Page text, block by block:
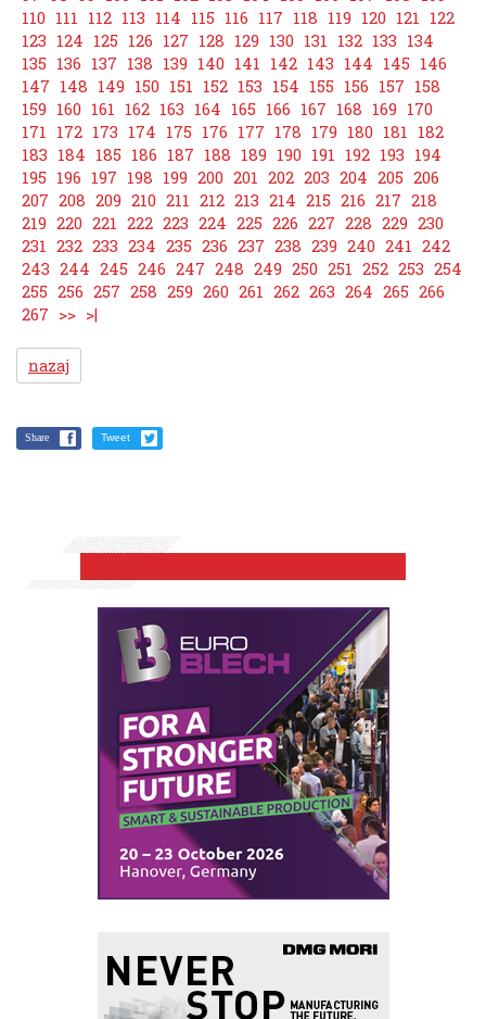
110 111 112 113 114 115 116 117 118 119 120 121 122
123 124 125 126 127 128 129 130 131 132 133 134
135 136 137 138 139 140 141 142 143 144 145 146
147 148 149 150 151 152 153 154 155 156 157 158
159 160 161 162 163 164 165 166 167 168 169 170
171 172 173 174 175 176 177 178 179 180 181 182
183 184 185 186 187 188 189 190 191 192 193 194
195 196 197 198 199 200 201 202 203 204 205 206
207 208 209 210 211 212 213 214 215 216 217 218
219 220 221 222 223 224 225 226 227 228 229 230
231 232 233 234 235 236 237 238 239 240 241 242
243 244 245 246 247 248 249 250 251 252 253 254
255 256 257 258 259 260 261 262 263 264 265 266
267 >> >|
nazaj
Share Tweet